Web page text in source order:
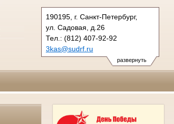
развернуть
190195, г. Санкт-Петербург,
ул. Садовая, д.26
Тел.: (812) 407-92-92
3kas@sudrf.ru